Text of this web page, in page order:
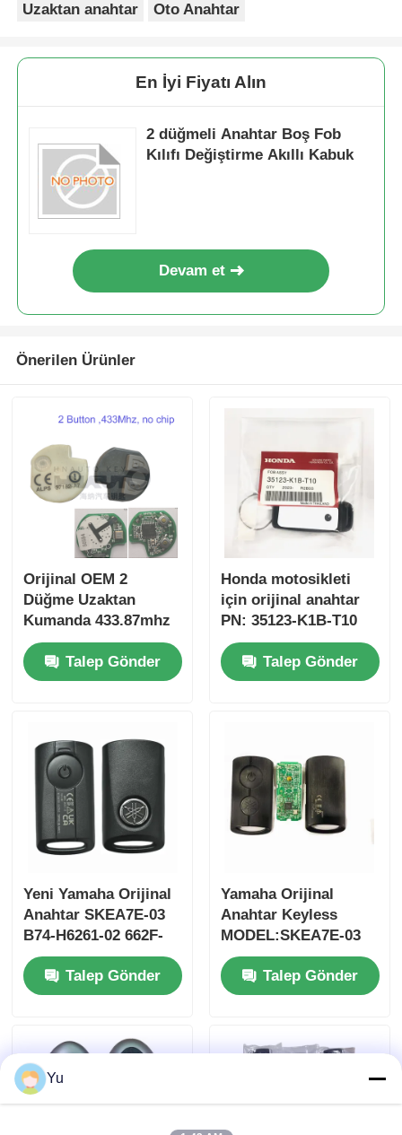
Ürünler
Uzaktan anahtar
Oto Anahtar
En İyi Fiyatı Alın
2 düğmeli Anahtar Boş Fob
Kılıfı Değiştirme Akıllı Kabuk
Devam et
Önerilen Ürünler
Orijinal OEM 2
Düğme Uzaktan
Kumanda 433.87mhz
Su-zuki Jim-ny için
FSK 2005-2017 Çipsiz
37182-A7 Toptan satış
Talep Gönder
Honda motosikleti
için orijinal anahtar
PN: 35123-K1B-T10
üç düğmeli
FSK433.92MHz ID47
çipli uzaktan
Talep Gönder
Yeni Yamaha Orijinal
Anahtar SKEA7E-03
B74-H6261-02 662F-
SKEA7D03
Talep Gönder
Yamaha Orijinal
Anahtar Keyless
MODEL:SKEA7E-03
Yamaha Akıllı
Uzaktan Kumanda
Anahtarı İçin B74-
Talep Gönder
Yu